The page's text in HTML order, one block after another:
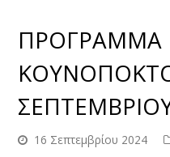
ΠΡΟΓΡΑΜΜΑ
16 Σεπτεμβρίου 2024